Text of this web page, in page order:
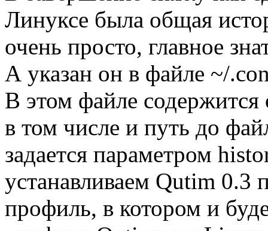
Линуксе была общая
очень просто, главное
А указан он в файле ~/
В этом файле
в том числе и путь до
задается параметром
устанавливаем Qutim 0.3
профиль, в котором и